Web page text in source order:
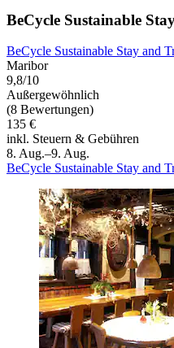
BeCycle Sustainable
BeCycle Sustainable Stay and
Maribor
9,8/10
Außergewöhnlich
(8 Bewertungen)
135 €
inkl. Steuern & Gebühren
8. Aug.–9. Aug.
BeCycle Sustainable Stay and